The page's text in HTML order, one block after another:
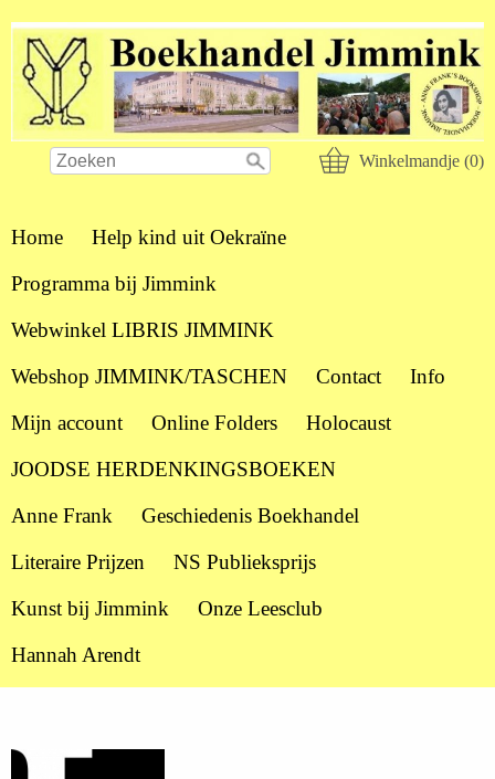
Winkelmandje (0)
Home
Help kind uit Oekraïne
Programma bij Jimmink
Webwinkel LIBRIS JIMMINK
Webshop JIMMINK/TASCHEN
Contact
Info
Mijn account
Online Folders
Holocaust
JOODSE HERDENKINGSBOEKEN
Anne Frank
Geschiedenis Boekhandel
Literaire Prijzen
NS Publieksprijs
Kunst bij Jimmink
Onze Leesclub
Hannah Arendt